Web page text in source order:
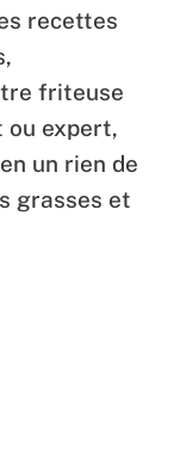
recettes
friteuse
ou expert,
un rien de
grasses et